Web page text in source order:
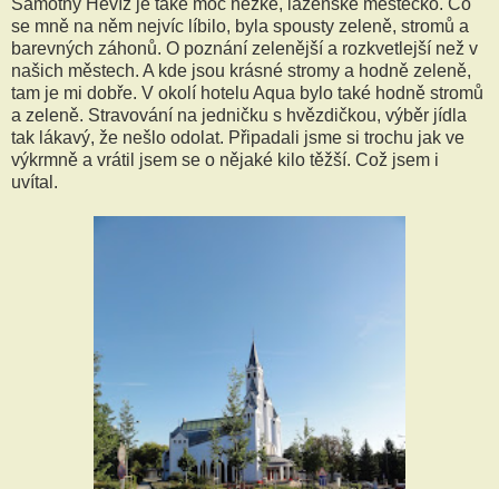
se mně na něm nejvíc líbilo, byla spousty zeleně, stromů a
barevných záhonů. O poznání zelenější a rozkvetlejší než v
našich městech. A kde jsou krásné stromy a hodně zeleně,
tam je mi dobře. V okolí hotelu Aqua bylo také hodně stromů
a zeleně. Stravování na jedničku s hvězdičkou, výběr jídla
tak lákavý, že nešlo odolat. Připadali jsme si trochu jak ve
výkrmně a vrátil jsem se o nějaké kilo těžší. Což jsem i
uvítal.